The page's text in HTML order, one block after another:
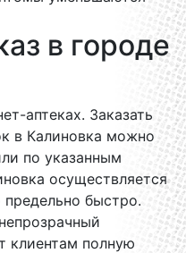
в городе
аптеках. Заказать
в Калиновка можно
по указанным
осуществляется
быстро.
клиентам полную